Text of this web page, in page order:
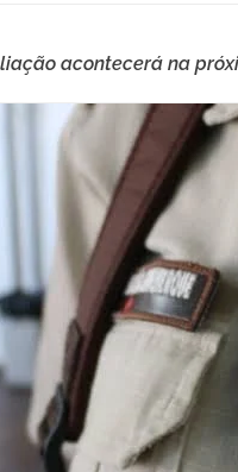
acontecerá na